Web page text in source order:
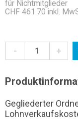
für Nichtmitglieder
CHF 461.70 inkl.
- +
Gegliederter